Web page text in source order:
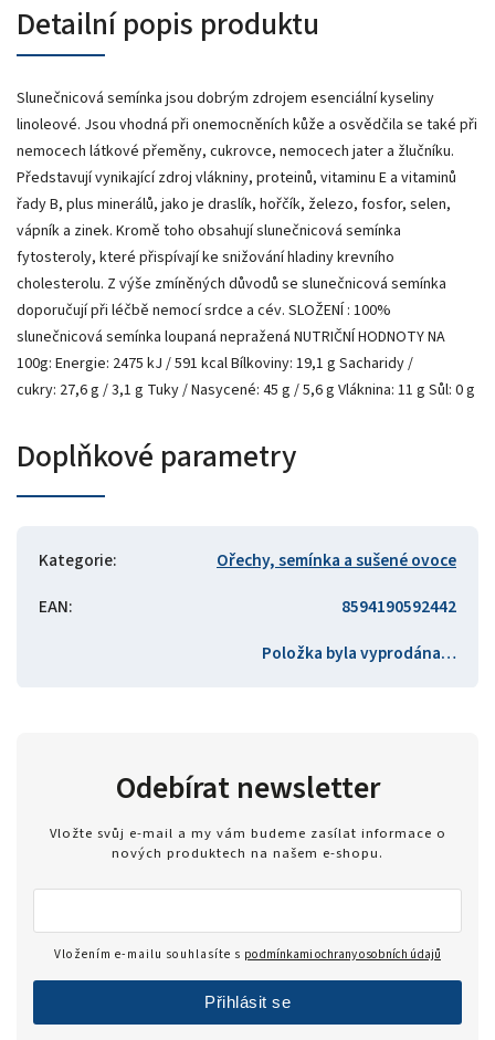
Detailní popis produktu
Slunečnicová semínka jsou dobrým zdrojem esenciální kyseliny
linoleové. Jsou vhodná při onemocněních kůže a osvědčila se také při
nemocech látkové přeměny, cukrovce, nemocech jater a žlučníku.
Představují vynikající zdroj vlákniny, proteinů, vitaminu E a vitaminů
řady B, plus minerálů, jako je draslík, hořčík, železo, fosfor, selen,
vápník a zinek. Kromě toho obsahují slunečnicová semínka
fytosteroly, které přispívají ke snižování hladiny krevního
cholesterolu. Z výše zmíněných důvodů se slunečnicová semínka
doporučují při léčbě nemocí srdce a cév. SLOŽENÍ : 100%
slunečnicová semínka loupaná nepražená NUTRIČNÍ HODNOTY NA
100g: Energie: 2475 kJ / 591 kcal Bílkoviny: 19,1 g Sacharidy /
cukry: 27,6 g / 3,1 g Tuky / Nasycené: 45 g / 5,6 g Vláknina: 11 g Sůl: 0 g
Doplňkové parametry
Kategorie:
Ořechy, semínka a sušené ovoce
EAN:
8594190592442
Položka byla vyprodána…
Odebírat newsletter
Vložte svůj e-mail a my vám budeme zasílat informace o
nových produktech na našem e-shopu.
Vložením e-mailu souhlasíte s podmínkami ochrany osobních údajů
Přihlásit se